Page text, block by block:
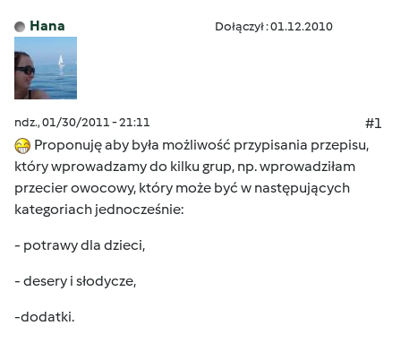
Hana Dołączył : 01.12.2010
ndz., 01/30/2011 - 21:11
#1
Proponuję aby była możliwość przypisania przepisu,
który wprowadzamy do kilku grup, np. wprowadziłam
przecier owocowy, który może być w następujących
kategoriach jednocześnie:
- potrawy dla dzieci,
- desery i słodycze,
-dodatki.